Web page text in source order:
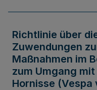
Richtlinie über
Zuwendungen
Maßnahmen im
zum Umgang
Hornisse (Vespa